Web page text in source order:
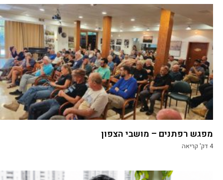
מפגש רפתנים – מושבי הצפון
4דק' קריאה